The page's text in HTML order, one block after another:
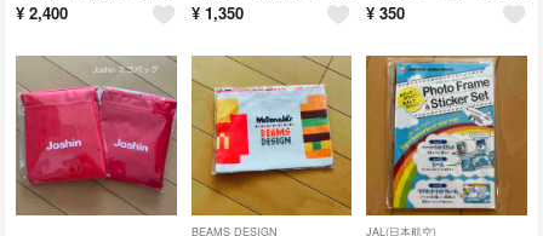
¥ 2,400 ¥ 1,350 ¥ 350
BEAMS DESIGN JAL(日本航空)